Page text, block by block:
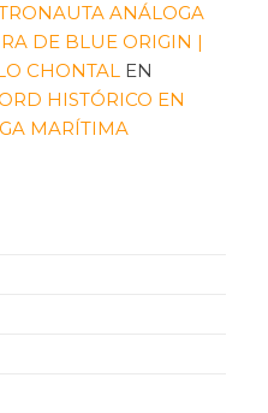
ANÁLOGA
DE BLUE ORIGIN |
CHONTAL EN
HISTÓRICO EN
MARÍTIMA